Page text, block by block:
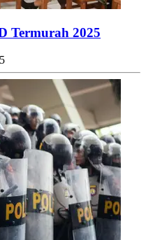
Termurah 2025